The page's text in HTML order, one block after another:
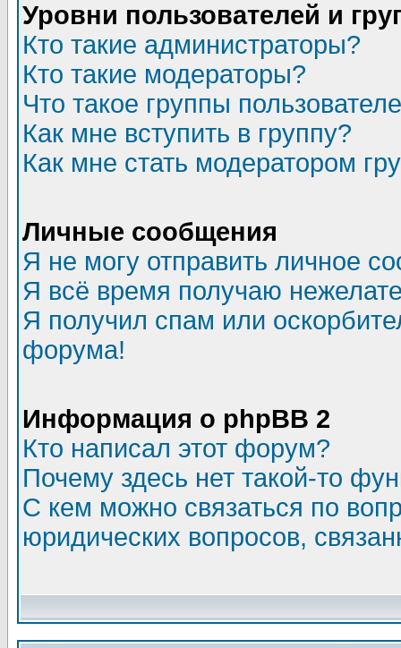
Уровни пользователей и
Кто такие администраторы?
Кто такие модераторы?
Что такое группы
Как мне вступить в группу?
Как мне стать модератором
Личные сообщения
Я не могу отправить личное
Я всё время получаю
Я получил спам или
форума!
Информация о phpBB 2
Кто написал этот форум?
Почему здесь нет такой-то
С кем можно связаться по
юридических вопросов,